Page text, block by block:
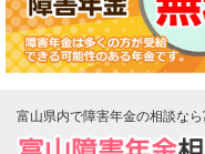
富山県内で障害年金の相談な